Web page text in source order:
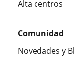
Alta centros
Comunidad
Novedades y